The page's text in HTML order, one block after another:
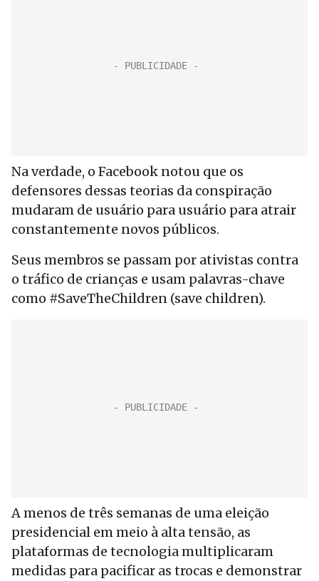
Na verdade, o Facebook notou que os
defensores dessas teorias da conspiração
mudaram de usuário para usuário para atrair
constantemente novos públicos.
Seus membros se passam por ativistas contra
o tráfico de crianças e usam palavras-chave
como #SaveTheChildren (save children).
A menos de três semanas de uma eleição
presidencial em meio à alta tensão, as
plataformas de tecnologia multiplicaram
medidas para pacificar as trocas e demonstrar